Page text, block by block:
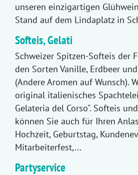
unseren einzigartigen
Stand auf dem Lindaplatz in
Softeis, Gelati
Schweizer Spitzen-Softeis der
den Sorten Vanille, Erdbeer
(Andere Aromen auf Wunsch).
original italienisches
Gelateria del Corso". Softeis
können Sie auch für Ihren
Hochzeit, Geburtstag,
Mitarbeiterfest,...
Partyservice